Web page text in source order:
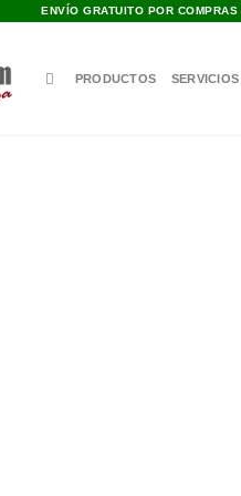
ENVÍO GRATUITO POR
PRODUCTOS SERVICIOS